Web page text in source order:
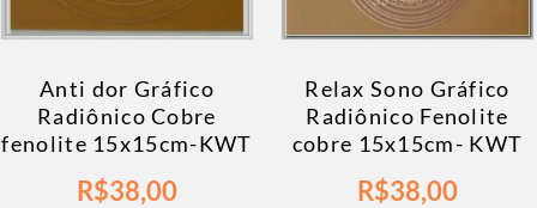
Anti dor Gráfico
Radiônico Cobre
fenolite 15x15cm-KWT
R$38,00
Relax Sono Gráfico
Radiônico Fenolite
cobre 15x15cm- KWT
R$38,00